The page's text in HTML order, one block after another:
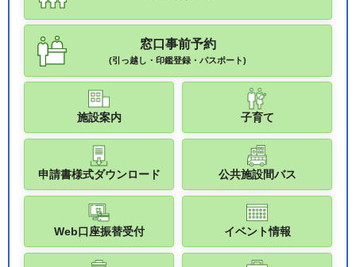
窓口事前予約
(引っ越し・印鑑登録・パスポート)
施設案内 子育て
申請書様式ダウンロード 公共施設間バス
Web口座振替受付 イベント情報